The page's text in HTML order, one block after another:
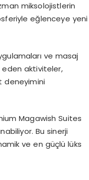
miksolojistlerin
eğlenceye yeni
ve masaj
eden aktiviteler,
deneyimini
Magawish Suites
Bu sinerji
ve en güçlü lüks